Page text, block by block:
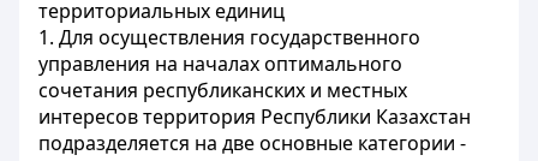
территориальных единиц
1. Для осуществления государственного
управления на началах оптимального
сочетания республиканских и местных
интересов территория Республики Казахстан
подразделяется на две основные категории -